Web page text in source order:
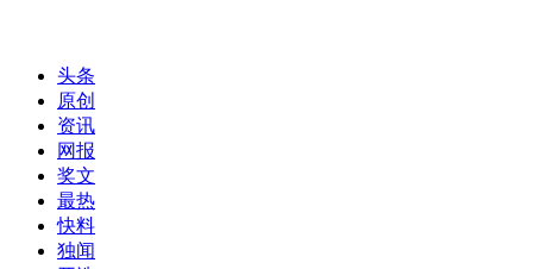
头条
原创
资讯
网报
奖文
最热
快料
独闻